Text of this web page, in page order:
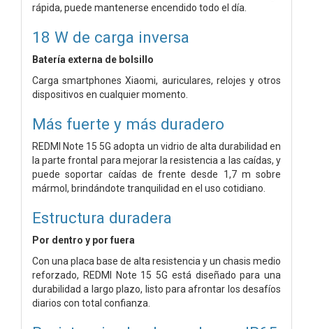
rápida, puede mantenerse encendido todo el día.
18 W de carga inversa
Batería externa de bolsillo
Carga smartphones Xiaomi, auriculares, relojes y otros
dispositivos en cualquier momento.
Más fuerte y más duradero
REDMI Note 15 5G adopta un vidrio de alta durabilidad en
la parte frontal para mejorar la resistencia a las caídas, y
puede soportar caídas de frente desde 1,7 m sobre
mármol, brindándote tranquilidad en el uso cotidiano.
Estructura duradera
Por dentro y por fuera
Con una placa base de alta resistencia y un chasis medio
reforzado, REDMI Note 15 5G está diseñado para una
durabilidad a largo plazo, listo para afrontar los desafíos
diarios con total confianza.